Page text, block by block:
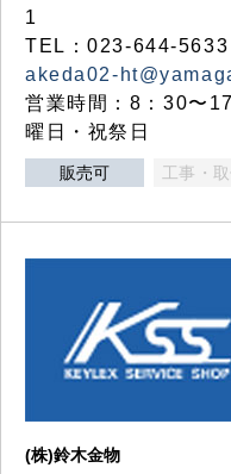
1
TEL：023-644-
akeda02-
営業時間：8：30〜
曜日・祝祭日
販売可 工事・
(株)鈴木金物